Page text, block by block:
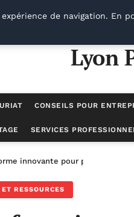
Lyon
CONSEILS POUR
SERVICES
innovante pour propulser
RESSOURCES
de navigation. En